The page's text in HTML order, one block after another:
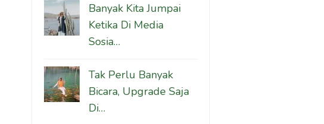
Banyak Kita Jumpai
Ketika Di Media
Sosia…
Tak Perlu Banyak
Bicara, Upgrade Saja
Di…